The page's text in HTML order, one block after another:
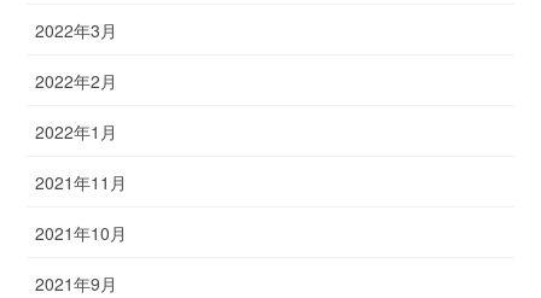
2022年3月
2022年2月
2022年1月
2021年11月
2021年10月
2021年9月